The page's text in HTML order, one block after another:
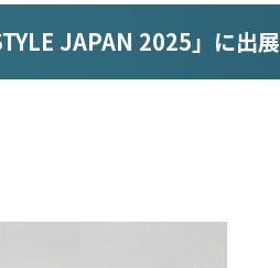
JAPAN 2025」に出展